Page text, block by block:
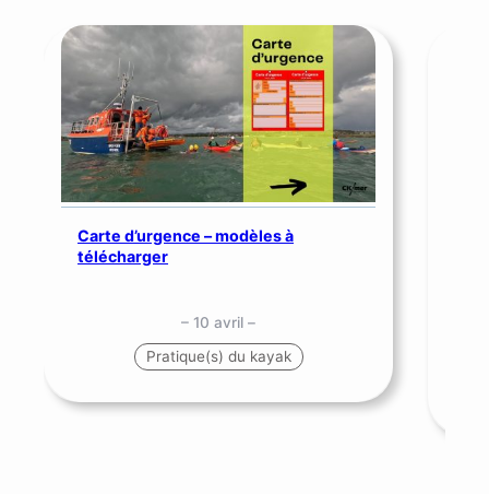
Carte d’urgence – modèles à
télécharger
– 10 avril –
Pratique(s) du kayak